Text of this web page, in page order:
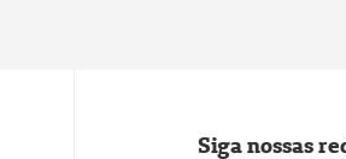
Siga nossas